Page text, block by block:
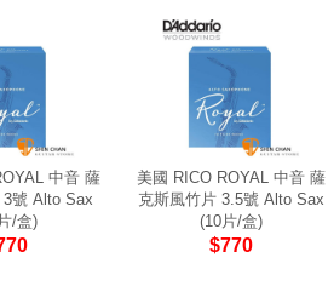
中音 薩
號 Alto Sax
/盒)
美國 RICO ROYAL 中音 薩
克斯風竹片 3.5號 Alto Sax
(10片/盒)
$770